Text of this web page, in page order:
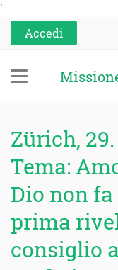
'
Accedi
Zürich, 29.
Tema:
Dio non
prima
consiglio